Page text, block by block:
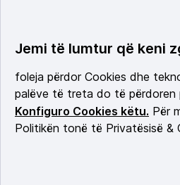
Jemi të lumtur që keni
foleja përdor Cookies dhe
palëve të treta do të përdoren
Konfiguro Cookies këtu. Për
Politikën tonë të Privatësisë &